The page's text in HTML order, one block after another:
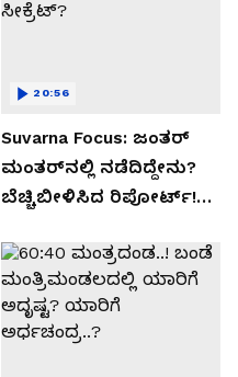
Suvarna Focus: ಜಂತರ್
ಮಂತರ್‌ನಲ್ಲಿ ನಡೆದಿದ್ದೇನು?
ಬೆಚ್ಚಿಬೀಳಿಸಿದ ರಿಪೋರ್ಟ್!
ಸೀಕ್ರೆಟ್?
20:56